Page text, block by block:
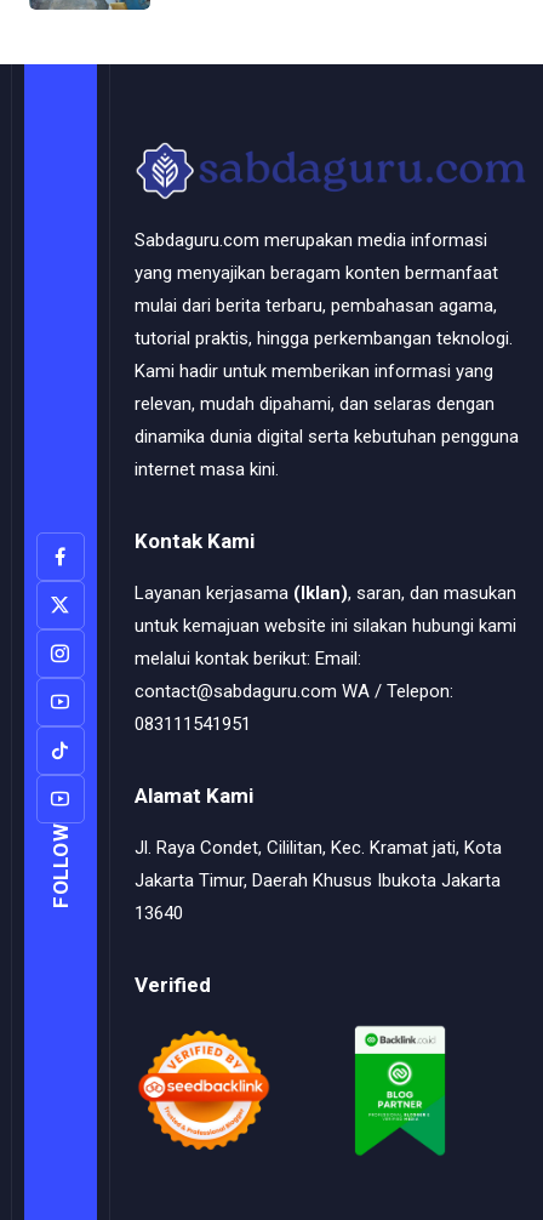
FOLLOW
Sabdaguru.com merupakan media informasi
yang menyajikan beragam konten bermanfaat
mulai dari berita terbaru, pembahasan agama,
tutorial praktis, hingga perkembangan teknologi.
Kami hadir untuk memberikan informasi yang
relevan, mudah dipahami, dan selaras dengan
dinamika dunia digital serta kebutuhan pengguna
internet masa kini.
Kontak Kami
Layanan kerjasama (Iklan), saran, dan masukan
untuk kemajuan website ini silakan hubungi kami
melalui kontak berikut: Email:
contact@sabdaguru.com WA / Telepon:
083111541951
Alamat Kami
Jl. Raya Condet, Cililitan, Kec. Kramat jati, Kota
Jakarta Timur, Daerah Khusus Ibukota Jakarta
13640
Verified